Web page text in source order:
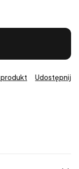
Udostępnij